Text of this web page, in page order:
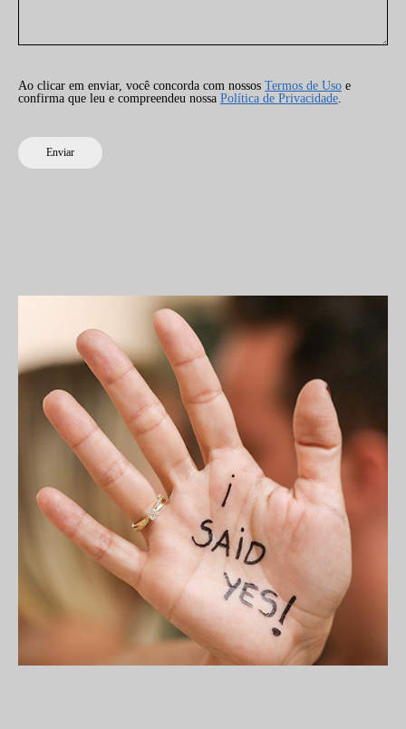
Ao clicar em enviar, você concorda com nossos Termos de Uso e
confirma que leu e compreendeu nossa Política de Privacidade.
Enviar